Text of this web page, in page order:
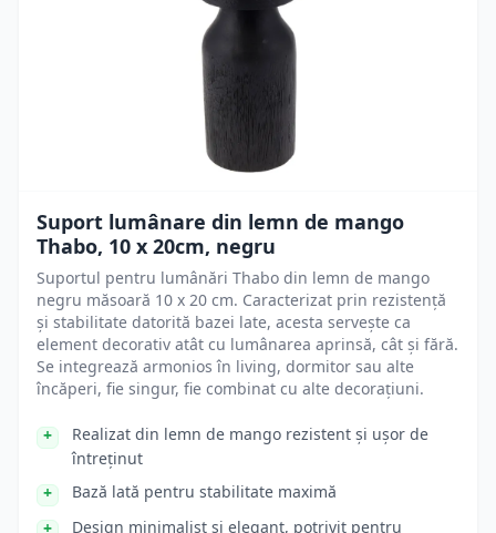
Suport lumânare din lemn de mango
Thabo, 10 x 20cm, negru
Suportul pentru lumânări Thabo din lemn de mango
negru măsoară 10 x 20 cm. Caracterizat prin rezistență
și stabilitate datorită bazei late, acesta servește ca
element decorativ atât cu lumânarea aprinsă, cât și fără.
Se integrează armonios în living, dormitor sau alte
încăperi, fie singur, fie combinat cu alte decorațiuni.
Realizat din lemn de mango rezistent și ușor de
întreținut
Bază lată pentru stabilitate maximă
Design minimalist și elegant, potrivit pentru